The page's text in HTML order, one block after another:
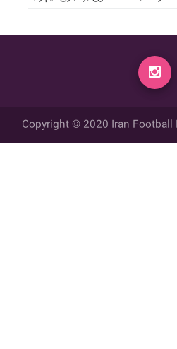
Copyright © 2020 Iran Football